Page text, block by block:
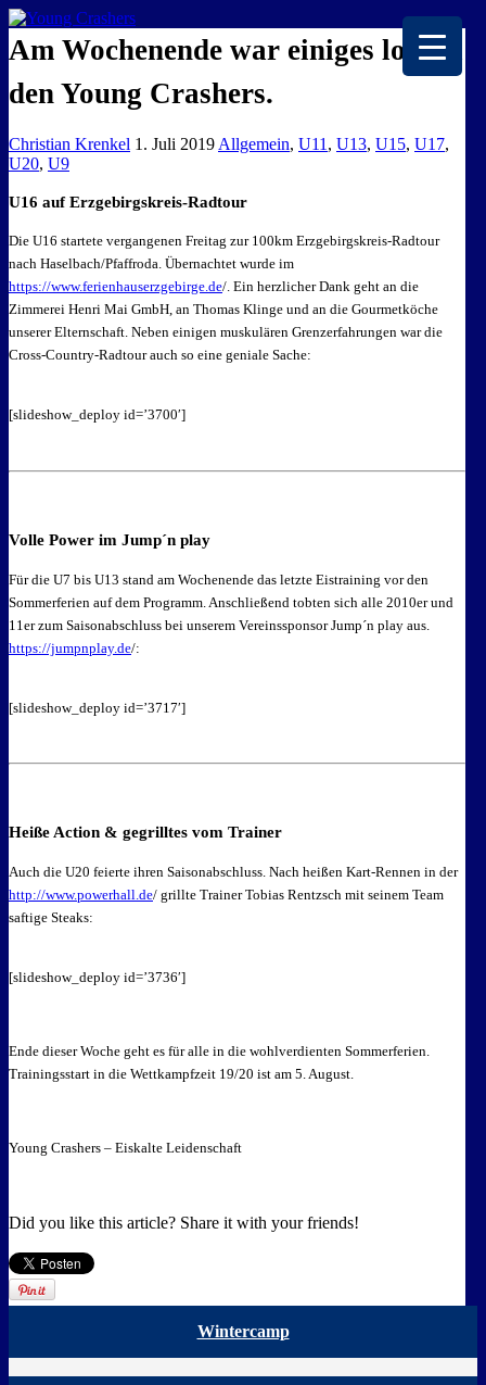
EISKALTE LEIDENSCHAFT
Am Wochenende war einiges los bei
den Young Crashers.
Christian Krenkel 1. Juli 2019 Allgemein, U11 , U13, U15, U17,
U20, U9
U16 auf Erzgebirgskreis-Radtour
Die U16 startete vergangenen Freitag zur 100km Erzgebirgskreis-Radtour
nach Haselbach/Pfaffroda. Übernachtet wurde im
https://www.ferienhauserzgebirge.de/. Ein herzlicher Dank geht an die
Zimmerei Henri Mai GmbH, an Thomas Klinge und an die Gourmetköche
unserer Elternschaft. Neben einigen muskulären Grenzerfahrungen war die
Cross-Country-Radtour auch so eine geniale Sache:
[slideshow_deploy id=’3700′]
Volle Power im Jump´n play
Für die U7 bis U13 stand am Wochenende das letzte Eistraining vor den
Sommerferien auf dem Programm. Anschließend tobten sich alle 2010er und
11er zum Saisonabschluss bei unserem Vereinssponsor Jump´n play aus.
https://jumpnplay.de/:
[slideshow_deploy id=’3717′]
Heiße Action & gegrilltes vom Trainer
Auch die U20 feierte ihren Saisonabschluss. Nach heißen Kart-Rennen in der
http://www.powerhall.de/ grillte Trainer Tobias Rentzsch mit seinem Team
saftige Steaks:
[slideshow_deploy id=’3736′]
Ende dieser Woche geht es für alle in die wohlverdienten Sommerferien.
Trainingsstart in die Wettkampfzeit 19/20 ist am 5. August.
Young Crashers – Eiskalte Leidenschaft
Did you like this article? Share it with your friends!
Wintercamp